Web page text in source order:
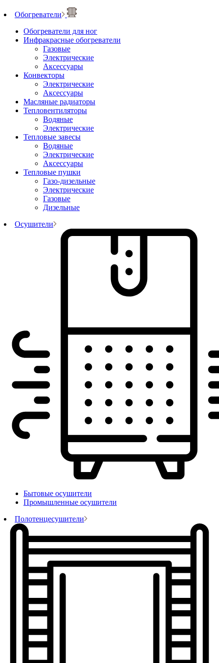
Обогреватели
Обогреватели для ног
Инфракрасные обогреватели
Газовые
Электрические
Аксессуары
Конвекторы
Электрические
Аксессуары
Масляные радиаторы
Тепловентиляторы
Водяные
Электрические
Тепловые завесы
Водяные
Электрические
Аксессуары
Тепловые пушки
Газо-дизельные
Электрические
Газовые
Дизельные
Осушители
Бытовые осушители
Промышленные осушители
Полотенцесушители